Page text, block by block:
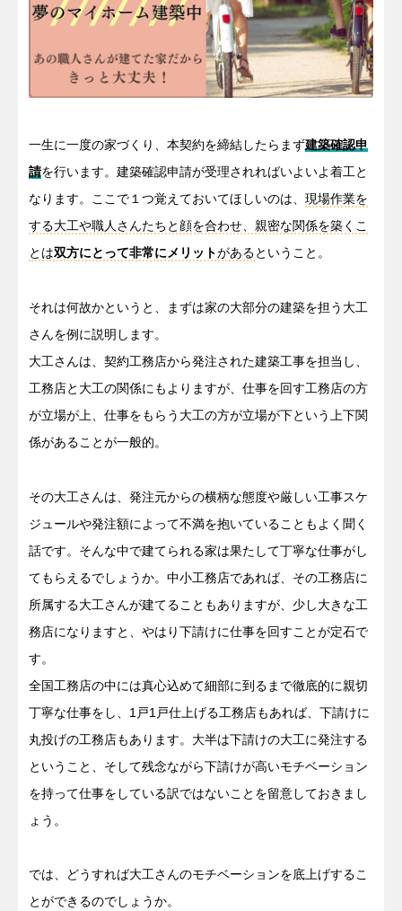
一生に一度の家づくり、本契約を締結したらまず建築確認申
請を行います。建築確認申請が受理されればいよいよ着工と
なります。ここで１つ覚えておいてほしいのは、現場作業を
する大工や職人さんたちと顔を合わせ、親密な関係を築くこ
とは双方にとって非常にメリットがあるということ。
それは何故かというと、まずは家の大部分の建築を担う大工
さんを例に説明します。
大工さんは、契約工務店から発注された建築工事を担当し、
工務店と大工の関係にもよりますが、仕事を回す工務店の方
が立場が上、仕事をもらう大工の方が立場が下という上下関
係があることが一般的。
その大工さんは、発注元からの横柄な態度や厳しい工事スケ
ジュールや発注額によって不満を抱いていることもよく聞く
話です。そんな中で建てられる家は果たして丁寧な仕事がし
てもらえるでしょうか。中小工務店であれば、その工務店に
所属する大工さんが建てることもありますが、少し大きな工
務店になりますと、やはり下請けに仕事を回すことが定石で
す。
全国工務店の中には真心込めて細部に到るまで徹底的に親切
丁寧な仕事をし、1戸1戸仕上げる工務店もあれば、下請けに
丸投げの工務店もあります。大半は下請けの大工に発注する
ということ、そして残念ながら下請けが高いモチベーション
を持って仕事をしている訳ではないことを留意しておきまし
ょう。
では、どうすれば大工さんのモチベーションを底上げするこ
とができるのでしょうか。